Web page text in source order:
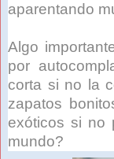
aparentando
Algo
por
corta si no la
zapatos
exóticos si no
mundo?